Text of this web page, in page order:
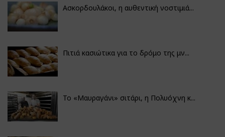
Ασκορδουλάκοι, η αυθεντική νοστιμιά...
Πιτιά κασιώτικα για το δρόμο της μν...
Το «Μαυραγάνι» σιτάρι, η Πολυόχνη κ...